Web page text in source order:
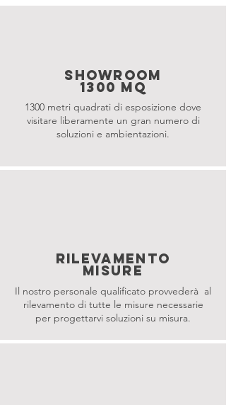
showroom
1300 mq
1300 metri quadrati di esposizione dove
visitare liberamente un gran numero di
soluzioni e ambientazioni.
RILEVAMENTO
MISURE
Il nostro personale qualificato provvederà al
rilevamento di tutte le misure necessarie
per progettarvi soluzioni su misura.